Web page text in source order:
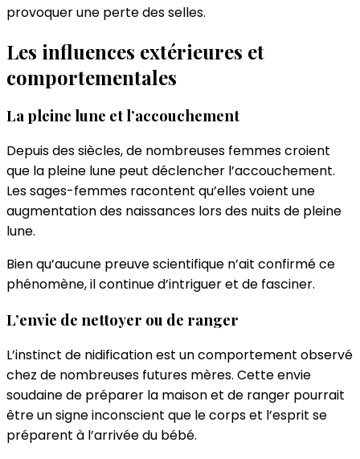
provoquer une perte des selles.
Les influences extérieures et
comportementales
La pleine lune et l’accouchement
Depuis des siècles, de nombreuses femmes croient
que la pleine lune peut déclencher l’accouchement.
Les sages-femmes racontent qu’elles voient une
augmentation des naissances lors des nuits de pleine
lune.
Bien qu’aucune preuve scientifique n’ait confirmé ce
phénomène, il continue d’intriguer et de fasciner.
L’envie de nettoyer ou de ranger
L’instinct de nidification est un comportement observé
chez de nombreuses futures mères. Cette envie
soudaine de préparer la maison et de ranger pourrait
être un signe inconscient que le corps et l’esprit se
préparent à l’arrivée du bébé.